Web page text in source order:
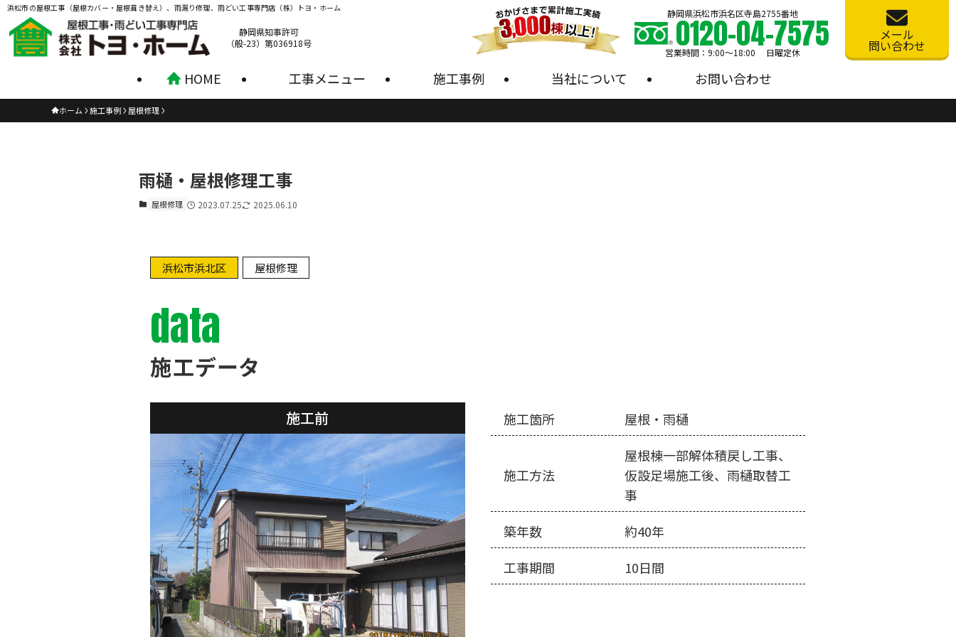
浜松市の屋根工事（屋根カバー・屋根葺き替え）、雨漏り修理、雨どい工事専門店（株）トヨ・ホーム
HOME 工事メニュー 施工事例 当社について お問い合わせ
静岡県知事許可
（般-23）第036918号
静岡県浜松市浜名区寺島2755番地
0120-04-7575
営業時間：9:00〜18:00 日曜定休
メール
問い合わせ
ホーム 施工事例 屋根修理
雨樋・屋根修理工事
屋根修理 2023.07.25 2025.06.10
浜松市浜北区 屋根修理
data
施工データ
施工前 施工箇所 屋根・雨樋
施工方法
屋根棟一部解体積戻し工事、
仮設足場施工後、雨樋取替工
事
築年数
約40年
工事期間
10日間